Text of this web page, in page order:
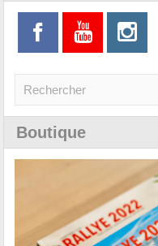
Boutique